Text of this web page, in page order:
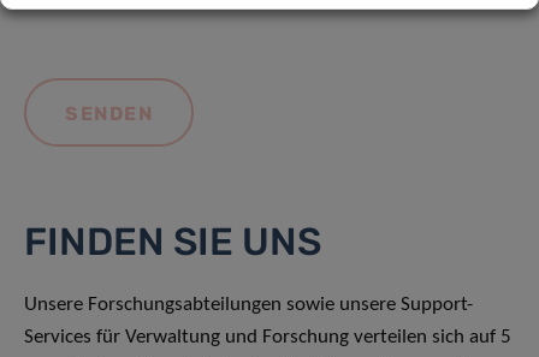
FINDEN SIE UNS
Unsere Forschungsabteilungen sowie unsere Support-
Services für Verwaltung und Forschung verteilen sich auf 5